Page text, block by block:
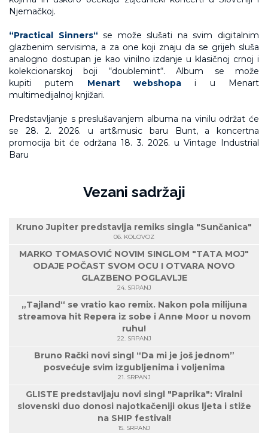
Njemačkoj.
“Practical Sinners“ se može slušati na svim digitalnim
glazbenim servisima, a za one koji znaju da se grijeh sluša
analogno dostupan je kao vinilno izdanje u klasičnoj crnoj i
kolekcionarskoj boji “doublemint“. Album se može
kupiti putem Menart webshopa i u Menart
multimedijalnoj knjižari.
Predstavljanje s preslušavanjem albuma na vinilu održat će
se 28. 2. 2026. u art&music baru Bunt, a koncertna
promocija bit će održana 18. 3. 2026. u Vintage Industrial
Baru
Vezani sadržaji
Kruno Jupiter predstavlja remiks singla "Sunčanica"
06. KOLOVOZ
MARKO TOMASOVIĆ NOVIM SINGLOM "TATA MOJ"
ODAJE POČAST SVOM OCU I OTVARA NOVO
GLAZBENO POGLAVLJE
24. SRPANJ
„Tajland“ se vratio kao remix. Nakon pola milijuna
streamova hit Repera iz sobe i Anne Moor u novom
ruhu!
22. SRPANJ
Bruno Rački novi singl “Da mi je još jednom”
posvećuje svim izgubljenima i voljenima
21. SRPANJ
GLISTE predstavljaju novi singl "Paprika": Viralni
slovenski duo donosi najotkačeniji okus ljeta i stiže
na SHIP festival!
15. SRPANJ